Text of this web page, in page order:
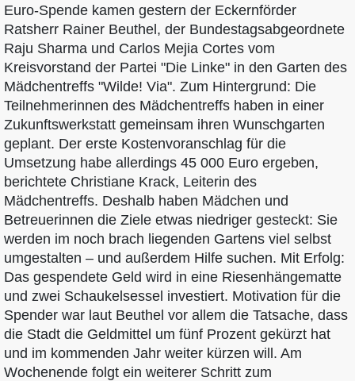
Euro-Spende kamen gestern der Eckernförder
Ratsherr Rainer Beuthel, der Bundestagsabgeordnete
Raju Sharma und Carlos Mejia Cortes vom
Kreisvorstand der Partei "Die Linke" in den Garten des
Mädchentreffs "Wilde! Via". Zum Hintergrund: Die
Teilnehmerinnen des Mädchentreffs haben in einer
Zukunftswerkstatt gemeinsam ihren Wunschgarten
geplant. Der erste Kostenvoranschlag für die
Umsetzung habe allerdings 45 000 Euro ergeben,
berichtete Christiane Krack, Leiterin des
Mädchentreffs. Deshalb haben Mädchen und
Betreuerinnen die Ziele etwas niedriger gesteckt: Sie
werden im noch brach liegenden Gartens viel selbst
umgestalten – und außerdem Hilfe suchen. Mit Erfolg:
Das gespendete Geld wird in eine Riesenhängematte
und zwei Schaukelsessel investiert. Motivation für die
Spender war laut Beuthel vor allem die Tatsache, dass
die Stadt die Geldmittel um fünf Prozent gekürzt hat
und im kommenden Jahr weiter kürzen will. Am
Wochenende folgt ein weiterer Schritt zum